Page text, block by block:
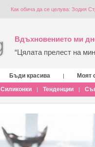
Как обича да се целува: Зодия
Вдъхновението ми
“Цялата прелест на
Бъди красива | Моят
Силиконки | Тенденции |